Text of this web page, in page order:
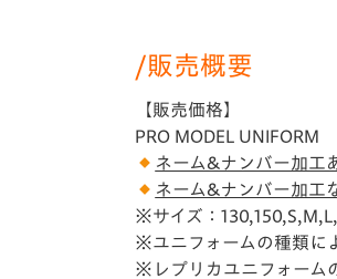
応援メディア
平和祈念活動
ホームタウン活動
/販売概要
【販売価格】
PRO MODEL UNIFORM
ネーム&ナンバー加
ネーム&ナンバー加
※サイズ：
※ユニフォームの種類に
※レプリカユニフォーム